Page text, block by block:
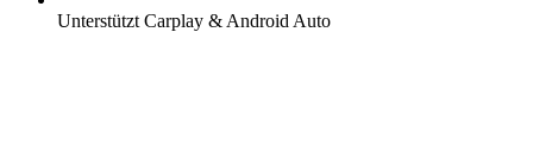
Unterstützt Carplay & Android Auto